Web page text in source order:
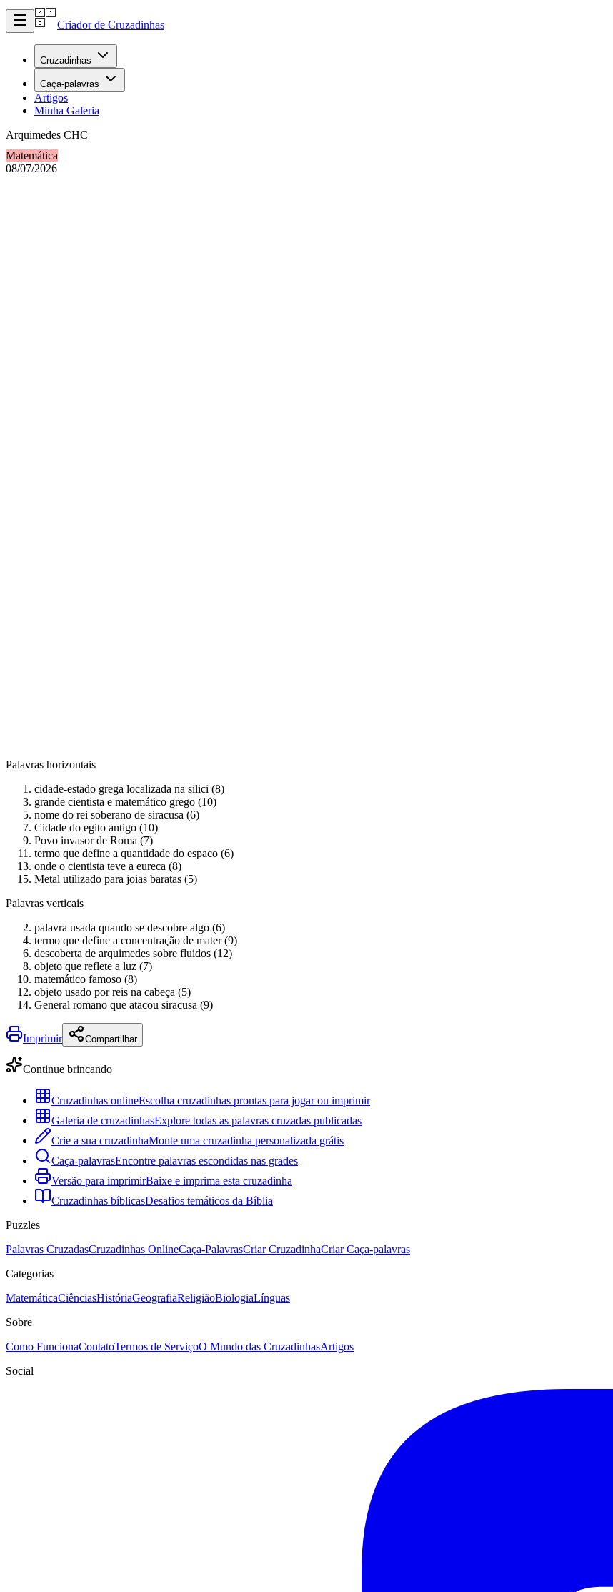
Criador de Cruzadinhas
Cruzadinhas
Caça-palavras
Artigos
Minha Galeria
Arquimedes CHC
Matemática
08/07/2026
Palavras horizontais
cidade-estado grega localizada na silici (8)
grande cientista e matemático grego (10)
nome do rei soberano de siracusa (6)
Cidade do egito antigo (10)
Povo invasor de Roma (7)
termo que define a quantidade do espaco (6)
onde o cientista teve a eureca (8)
Metal utilizado para joias baratas (5)
Palavras verticais
palavra usada quando se descobre algo (6)
termo que define a concentração de mater (9)
descoberta de arquimedes sobre fluidos (12)
objeto que reflete a luz (7)
matemático famoso (8)
objeto usado por reis na cabeça (5)
General romano que atacou siracusa (9)
Imprimir Compartilhar
Continue brincando
Cruzadinhas onlineEscolha cruzadinhas prontas para jogar ou imprimir
Galeria de cruzadinhasExplore todas as palavras cruzadas publicadas
Crie a sua cruzadinhaMonte uma cruzadinha personalizada grátis
Caça-palavrasEncontre palavras escondidas nas grades
Versão para imprimirBaixe e imprima esta cruzadinha
Cruzadinhas bíblicasDesafios temáticos da Bíblia
Puzzles
Palavras CruzadasCruzadinhas OnlineCaça-PalavrasCriar CruzadinhaCriar Caça-palavras
Categorias
MatemáticaCiênciasHistóriaGeografiaReligiãoBiologiaLínguas
Sobre
Como FuncionaContatoTermos de ServiçoO Mundo das CruzadinhasArtigos
Social